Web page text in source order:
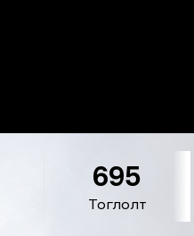
Тоглолт
695